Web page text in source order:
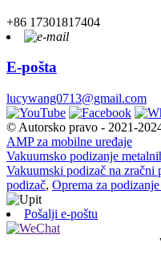
+86 17301817404
E-pošta
lucywang0713@gmail.com
© Autorsko pravo - 2021-
AMP za mobilne uređaje
Vakuumsko podizanje
Vakuumski podizač na zračni
podizač, Oprema za
Pošalji e-poštu